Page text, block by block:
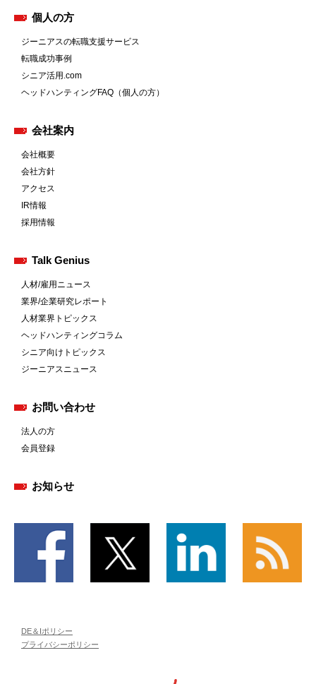
個人の方
ジーニアスの転職支援サービス
転職成功事例
シニア活用.com
ヘッドハンティングFAQ（個人の方）
会社案内
会社概要
会社方針
アクセス
IR情報
採用情報
Talk Genius
人材/雇用ニュース
業界/企業研究レポート
人材業界トピックス
ヘッドハンティングコラム
シニア向けトピックス
ジーニアスニュース
お問い合わせ
法人の方
会員登録
お知らせ
DE＆Iポリシー
プライバシーポリシー